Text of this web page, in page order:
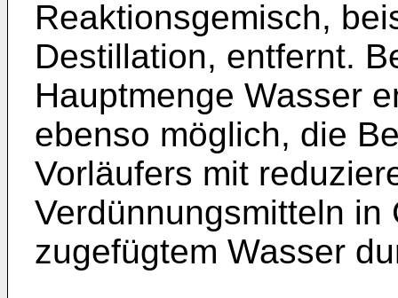
Reaktionsgemisch,
Destillation, entfernt.
Hauptmenge Wasser
ebenso möglich, die
Vorläufers mit
Verdünnungsmitteln
zugefügtem Wasser